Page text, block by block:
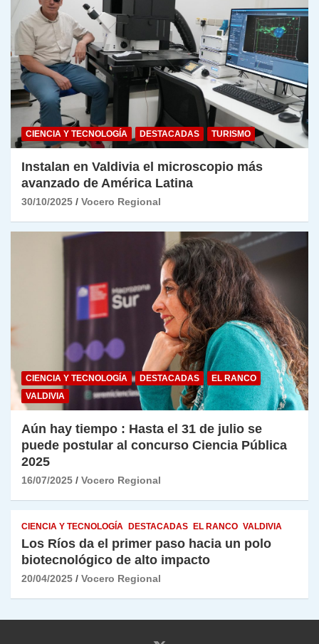
CIENCIA Y TECNOLOGÍA DESTACADAS TURISMO
Instalan en Valdivia el microscopio más
avanzado de América Latina
30/10/2025 Vocero Regional
CIENCIA Y TECNOLOGÍA DESTACADAS
EL RANCO
VALDIVIA
Aún hay tiempo : Hasta el 31 de julio se
puede postular al concurso Ciencia Pública
2025
16/07/2025 Vocero Regional
CIENCIA Y TECNOLOGÍA DESTACADAS EL RANCO VALDIVIA
Los Ríos da el primer paso hacia un polo
biotecnológico de alto impacto
20/04/2025 Vocero Regional